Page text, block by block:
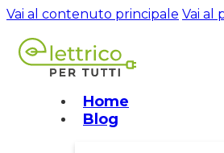
Vai al contenuto principale Vai al
Home
Blog